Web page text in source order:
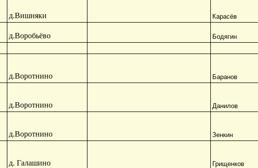
д.Вишняки Карасёв
д.Воробьёво Бодягин
д.Воротнино Баранов
д.Воротнино Данилов
д.Воротнино Зенкин
д. Галашино Грищенков